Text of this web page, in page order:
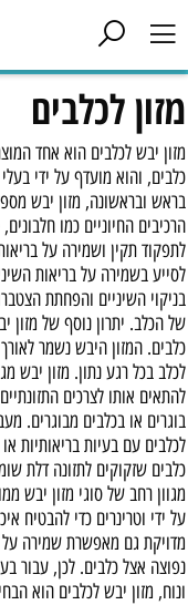
מזון לכלבים
מזון יבש לכלבים הוא אחד
כלבים, והוא מועדף על ידי
בראש ובראשונה, מזון יבש
הרכיבים החיוניים כמו
לתפקוד תקין ושמירה על
לסייע בשמירה על בריאות
בניקוי השיניים והפחתת
של הכלב. יתרון נוסף של מזון
כלבים. המזון היבש נשמר
לכלב בכל רגע נתון. מזון יבש
להתאים אותו לצרכים
בוגרים או בכלבים מבוגרים.
לכלבים עם בעיות בריאותיות
מגוון רחב של סוגי מזון יבש
על ידי וטרינרים כדי להבטיח
מדויקת גם מאפשרת שמירה
נפוצה אצל כלבים. לכן, עבור
ונוח, מזון יבש לכלבים הוא